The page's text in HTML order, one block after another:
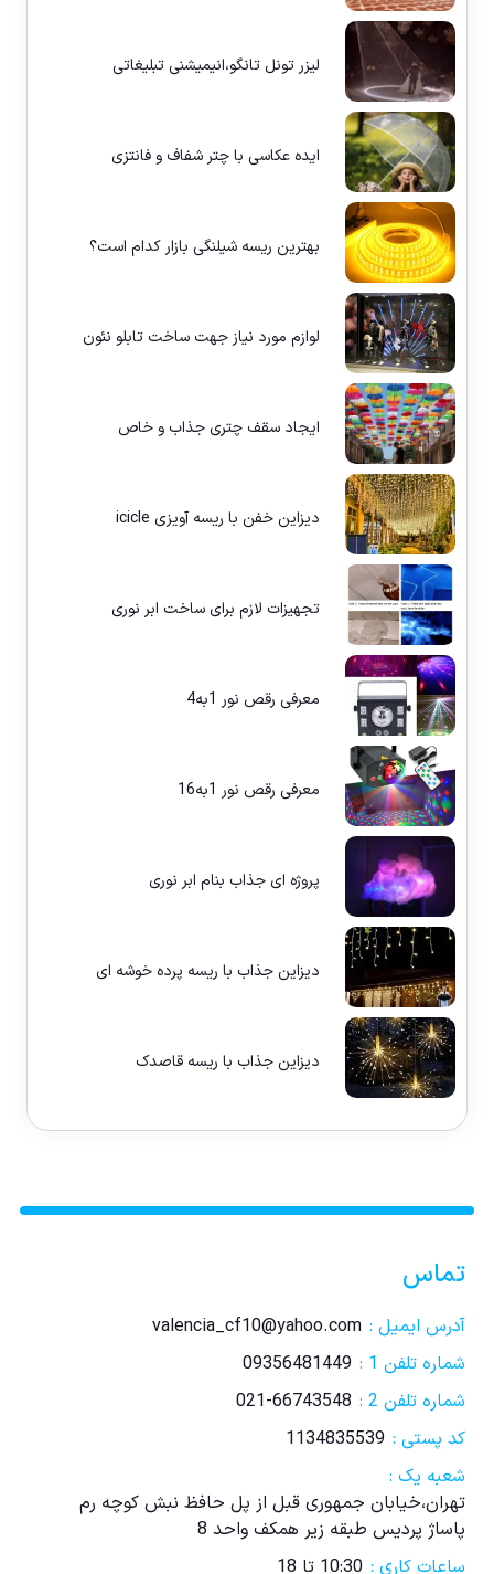
لیزر تونل تانگو،انیمیشنی تبلیغاتی
ایده عکاسی با چتر شفاف و فانتزی
بهترین ریسه شیلنگی بازار کدام است؟
لوازم مورد نیاز جهت ساخت تابلو نئون
ایجاد سقف چتری جذاب و خاص
دیزاین خفن با ریسه آویزی icicle
تجهیزات لازم برای ساخت ابر نوری
معرفی رقص نور 1به4
معرفی رقص نور 1به16
پروژه ای جذاب بنام ابر نوری
دیزاین جذاب با ریسه پرده خوشه ای
دیزاین جذاب با ریسه قاصدک
تماس
آدرس ایمیل : valencia_cf10@yahoo.com
شماره تلفن 1 :
09356481449
شماره تلفن 2 :
021-66743548
کد پستی : 1134835539
شعبه یک :
تهران،خیابان جمهوری قبل از پل حافظ نبش کوچه رم
پاساژ پردیس طبقه زیر همکف واحد 8
ساعات کاری : 10:30 تا 18